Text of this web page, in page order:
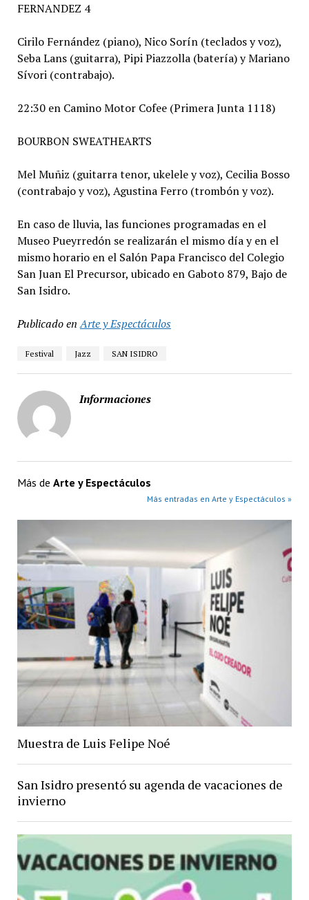
FERNANDEZ 4
Cirilo Fernández (piano), Nico Sorín (teclados y voz),
Seba Lans (guitarra), Pipi Piazzolla (batería) y Mariano
Sívori (contrabajo).
22:30 en Camino Motor Cofee (Primera Junta 1118)
BOURBON SWEATHEARTS
Mel Muñiz (guitarra tenor, ukelele y voz), Cecilia Bosso
(contrabajo y voz), Agustina Ferro (trombón y voz).
En caso de lluvia, las funciones programadas en el
Museo Pueyrredón se realizarán el mismo día y en el
mismo horario en el Salón Papa Francisco del Colegio
San Juan El Precursor, ubicado en Gaboto 879, Bajo de
San Isidro.
Publicado en Arte y Espectáculos
Festival Jazz SAN ISIDRO
Informaciones
Más de Arte y Espectáculos
Más entradas en Arte y Espectáculos »
Muestra de Luis Felipe Noé
San Isidro presentó su agenda de vacaciones de
invierno